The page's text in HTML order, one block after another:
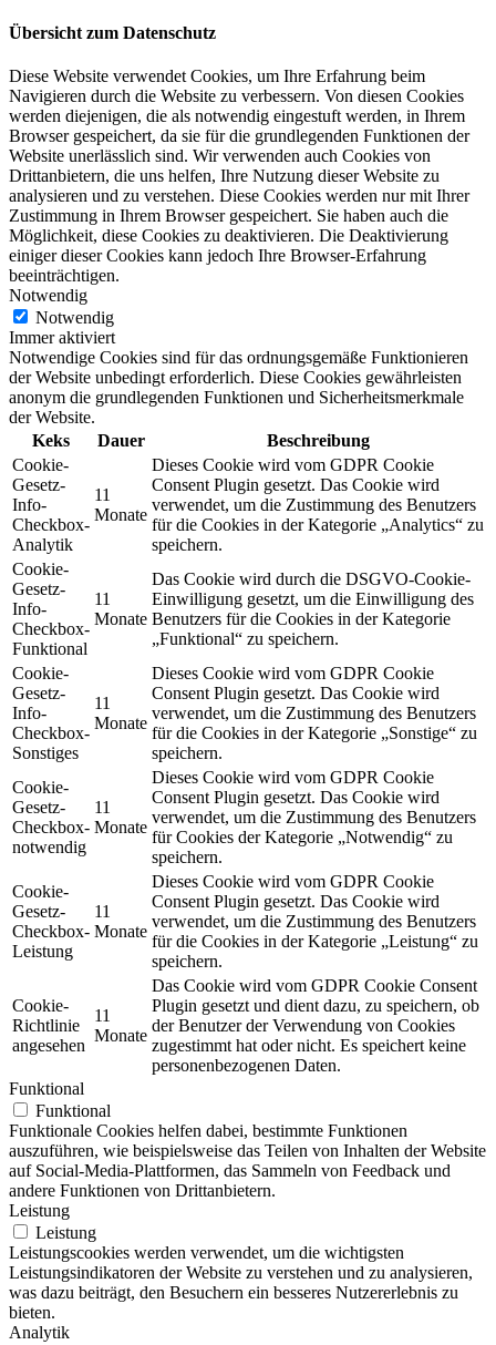
Übersicht zum Datenschutz
Diese Website verwendet Cookies, um Ihre Erfahrung beim
Navigieren durch die Website zu verbessern. Von diesen Cookies
werden diejenigen, die als notwendig eingestuft werden, in Ihrem
Browser gespeichert, da sie für die grundlegenden Funktionen der
Website unerlässlich sind. Wir verwenden auch Cookies von
Drittanbietern, die uns helfen, Ihre Nutzung dieser Website zu
analysieren und zu verstehen. Diese Cookies werden nur mit Ihrer
Zustimmung in Ihrem Browser gespeichert. Sie haben auch die
Möglichkeit, diese Cookies zu deaktivieren. Die Deaktivierung
einiger dieser Cookies kann jedoch Ihre Browser-Erfahrung
beeinträchtigen.
Notwendig
Notwendig
Immer aktiviert
Notwendige Cookies sind für das ordnungsgemäße Funktionieren
der Website unbedingt erforderlich. Diese Cookies gewährleisten
anonym die grundlegenden Funktionen und Sicherheitsmerkmale
der Website.
Keks
Dauer
Beschreibung
Cookie-
Gesetz-
Info-
Checkbox-
Analytik
11
Monate
Dieses Cookie wird vom GDPR Cookie
Consent Plugin gesetzt. Das Cookie wird
verwendet, um die Zustimmung des Benutzers
für die Cookies in der Kategorie „Analytics“ zu
speichern.
Cookie-
Gesetz-
Info-
Checkbox-
Funktional
11
Monate
Das Cookie wird durch die DSGVO-Cookie-
Einwilligung gesetzt, um die Einwilligung des
Benutzers für die Cookies in der Kategorie
„Funktional“ zu speichern.
Cookie-
Gesetz-
Info-
Checkbox-
Sonstiges
11
Monate
Dieses Cookie wird vom GDPR Cookie
Consent Plugin gesetzt. Das Cookie wird
verwendet, um die Zustimmung des Benutzers
für die Cookies in der Kategorie „Sonstige“ zu
speichern.
Cookie-
Gesetz-
Checkbox-
notwendig
11
Monate
Dieses Cookie wird vom GDPR Cookie
Consent Plugin gesetzt. Das Cookie wird
verwendet, um die Zustimmung des Benutzers
für Cookies der Kategorie „Notwendig“ zu
speichern.
Cookie-
Gesetz-
Checkbox-
Leistung
11
Monate
Dieses Cookie wird vom GDPR Cookie
Consent Plugin gesetzt. Das Cookie wird
verwendet, um die Zustimmung des Benutzers
für die Cookies in der Kategorie „Leistung“ zu
speichern.
Cookie-
Richtlinie
angesehen
11
Monate
Das Cookie wird vom GDPR Cookie Consent
Plugin gesetzt und dient dazu, zu speichern, ob
der Benutzer der Verwendung von Cookies
zugestimmt hat oder nicht. Es speichert keine
personenbezogenen Daten.
Funktional
Funktional
Funktionale Cookies helfen dabei, bestimmte Funktionen
auszuführen, wie beispielsweise das Teilen von Inhalten der Website
auf Social-Media-Plattformen, das Sammeln von Feedback und
andere Funktionen von Drittanbietern.
Leistung
Leistung
Leistungscookies werden verwendet, um die wichtigsten
Leistungsindikatoren der Website zu verstehen und zu analysieren,
was dazu beiträgt, den Besuchern ein besseres Nutzererlebnis zu
bieten.
Analytik